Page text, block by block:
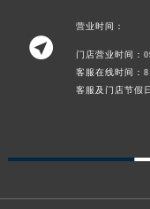

营业时间：
门店营业时间：
客服在线时间：
客服及门店节假